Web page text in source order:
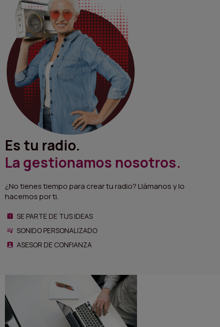
Es tu radio.
La gestionamos nosotros.
¿No tienes tiempo para crear tu radio? Llámanos y lo
hacemos por ti.
SE PARTE DE TUS IDEAS
SONIDO PERSONALIZADO
ASESOR DE CONFIANZA